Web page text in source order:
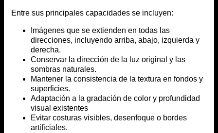
Entre sus principales capacidades se incluyen:
Imágenes que se extienden en todas las
direcciones, incluyendo arriba, abajo, izquierda y
derecha.
Conservar la dirección de la luz original y las
sombras naturales.
Mantener la consistencia de la textura en fondos y
superficies.
Adaptación a la gradación de color y profundidad
visual existentes
Evitar costuras visibles, desenfoque o bordes
artificiales.